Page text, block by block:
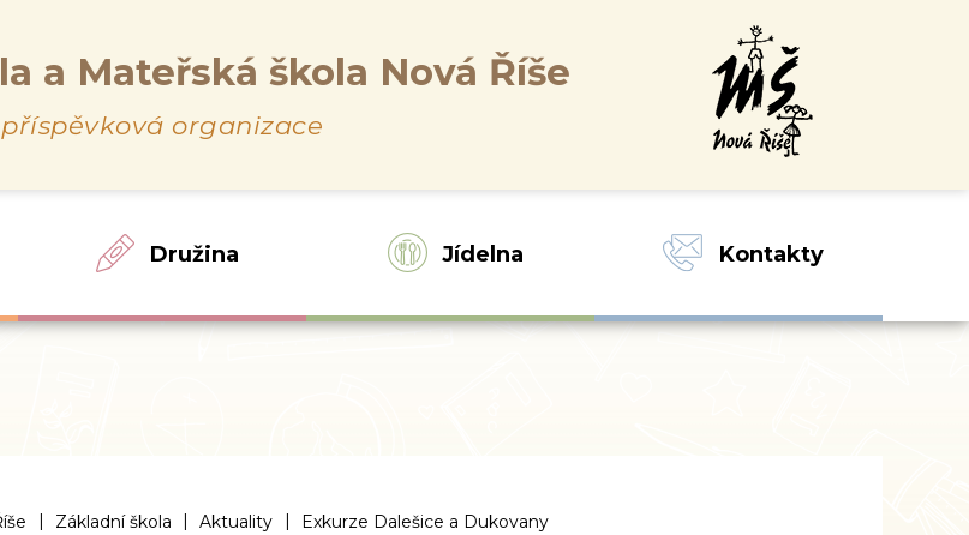
a Mateřská škola Nová Říše
příspěvková organizace
Družina Jídelna Kontakty
| Základní škola | Aktuality | Exkurze Dalešice a Dukovany